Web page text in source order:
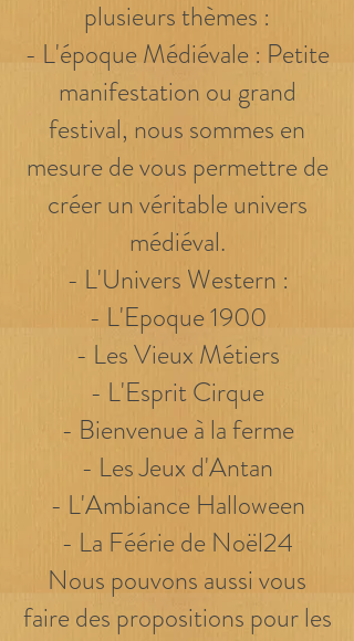
plusieurs thèmes :
- L'époque Médiévale : Petite
manifestation ou grand
festival, nous sommes en
mesure de vous permettre de
créer un véritable univers
médiéval.
- L'Univers Western :
- L'Epoque 1900
- Les Vieux Métiers
- L'Esprit Cirque
- Bienvenue à la ferme
- Les Jeux d'Antan
- L'Ambiance Halloween
- La Féérie de Noël24
Nous pouvons aussi vous
faire des propositions pour les